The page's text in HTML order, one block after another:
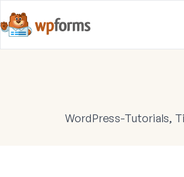
WordPress-Tutorials,